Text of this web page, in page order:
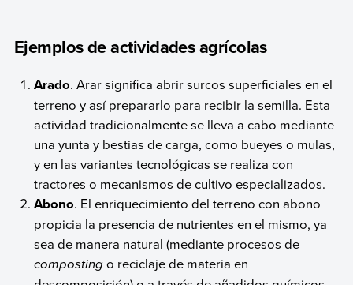
Ejemplos de actividades agrícolas
Arado. Arar significa abrir surcos superficiales en el
terreno y así prepararlo para recibir la semilla. Esta
actividad tradicionalmente se lleva a cabo mediante
una yunta y bestias de carga, como bueyes o mulas,
y en las variantes tecnológicas se realiza con
tractores o mecanismos de cultivo especializados.
Abono. El enriquecimiento del terreno con abono
propicia la presencia de nutrientes en el mismo, ya
sea de manera natural (mediante procesos de
compostingo reciclaje de materia en